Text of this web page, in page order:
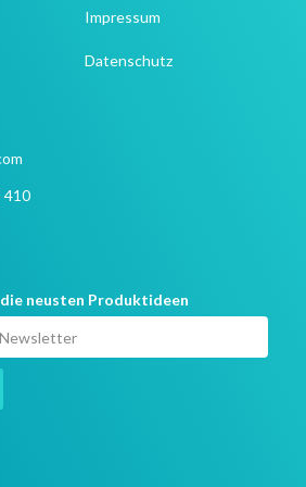
Impressum
Datenschutz
410
neusten Produktideen